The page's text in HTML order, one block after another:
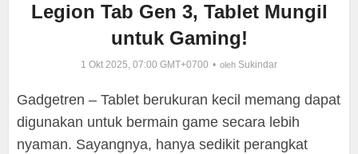
Legion Tab Gen 3, Tablet Mungil
untuk Gaming!
1 Okt 2025, 07:00 GMT+0700 oleh Sukindar
Gadgetren – Tablet berukuran kecil memang dapat
digunakan untuk bermain game secara lebih
nyaman. Sayangnya, hanya sedikit perangkat